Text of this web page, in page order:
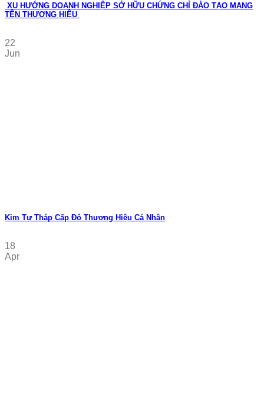
XU HƯỚNG DOANH NGHIỆP SỞ HỮU CHỨNG CHỈ ĐÀO TẠO MANG
TÊN THƯƠNG HIỆU
22
Jun
Kim Tự Tháp Cấp Độ Thương Hiệu Cá Nhân
18
Apr